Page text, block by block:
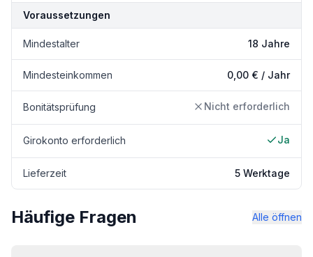
Voraussetzungen
Mindestalter 18 Jahre
Mindesteinkommen 0,00 € / Jahr
Bonitätsprüfung Nicht erforderlich
Girokonto erforderlich Ja
Lieferzeit 5 Werktage
Häufige Fragen Alle öffnen